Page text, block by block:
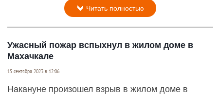
Читать полностью
Ужасный пожар вспыхнул в жилом доме в
Махачкале
15 сентября 2023 в 12:06
Накануне произошел взрыв в жилом доме в